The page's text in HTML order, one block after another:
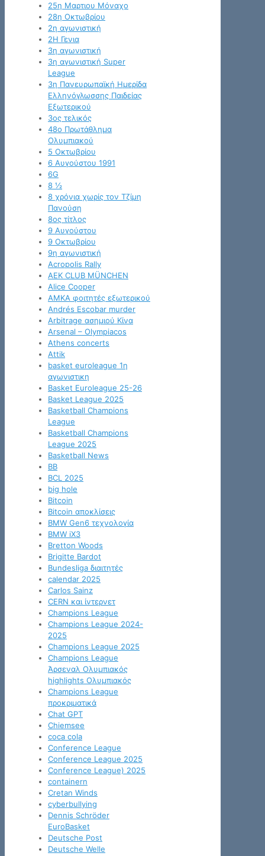
25η Μαρτιου Μόναχο
28η Οκτωβρίου
2η αγωνιστική
2Η Γενια
3η αγωνιστική
3η αγωνιστική Super
League
3η Πανευρωπαϊκή Ημερίδα
Ελληνόγλωσσης Παιδείας
Εξωτερικού
3ος τελικός
48ο Πρωτάθλημα
Ολυμπιακού
5 Οκτωβρίου
6 Αυγούστου 1991
6G
8 ½
8 χρόνια χωρίς τον Τζίμη
Πανούση
8ος τίτλος
9 Αυγούστου
9 Οκτωβρίου
9η αγωνιστική
Acropolis Rally
AEK CLUB MÜNCHEN
Alice Cooper
AMKA φοιτητές εξωτερικού
Andrés Escobar murder
Arbitrage ασημιού Κίνα
Arsenal – Olympiacos
Athens concerts
Attik
basket euroleague 1η
αγωνιστικη
Basket Euroleague 25-26
Basket League 2025
Basketball Champions
League
Basketball Champions
League 2025
Basketball News
BB
BCL 2025
big hole
Bitcoin
Bitcoin αποκλίσεις
BMW Gen6 τεχνολογία
BMW iX3
Bretton Woods
Brigitte Bardot
Bundesliga διαιτητές
calendar 2025
Carlos Sainz
CERN και ίντερνετ
Champions League
Champions League 2024-
2025
Champions League 2025
Champions League
Άρσεναλ Ολυμπιακός
highlights Ολυμπιακός
Champions League
προκριματικά
Chat GPT
Chiemsee
coca cola
Conference League
Conference League 2025
Conference League) 2025
containern
Cretan Winds
cyberbullying
Dennis Schröder
EuroBasket
Deutsche Post
Deutsche Welle